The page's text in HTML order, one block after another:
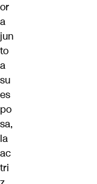
or
a
jun
to
a
su
es
po
sa,
la
ac
tri